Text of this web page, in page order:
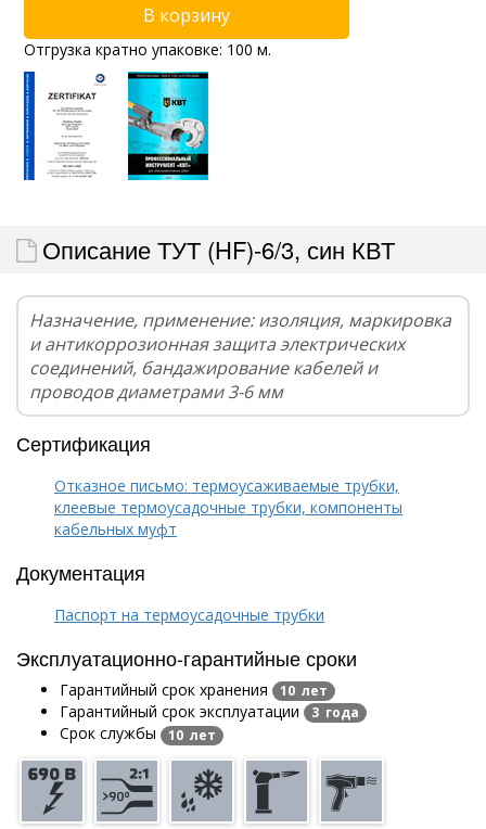
Отгрузка кратно упаковке: 100 м.
Описание ТУТ (HF)-6/3, син КВТ
Назначение, применение: изоляция, маркировка
и антикоррозионная защита электрических
соединений, бандажирование кабелей и
проводов диаметрами 3-6 мм
Сертификация
Отказное письмо: термоусаживаемые трубки,
клеевые термоусадочные трубки, компоненты
кабельных муфт
Документация
Паспорт на термоусадочные трубки
Эксплуатационно-гарантийные сроки
Гарантийный срок хранения 10 лет
Гарантийный срок эксплуатации 3 года
Срок службы 10 лет